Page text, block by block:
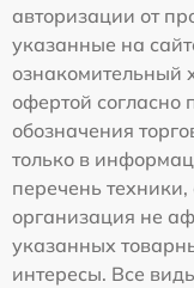
авторизации от
указанные на
ознакомительный
офертой согласно
обозначения
только в
перечень
организация не
указанных
интересы. Все